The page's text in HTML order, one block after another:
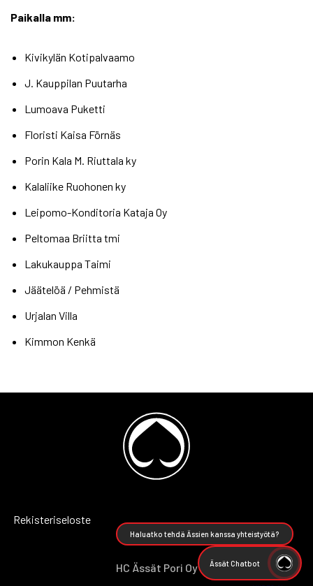
Paikalla mm:
Kivikylän Kotipalvaamo
J. Kauppilan Puutarha
Lumoava Puketti
Floristi Kaisa Förnäs
Porin Kala M. Riuttala ky
Kalaliike Ruohonen ky
Leipomo-Konditoria Kataja Oy
Peltomaa Briitta tmi
Lakukauppa Taimi
Jäätelöä / Pehmistä
Urjalan Villa
Kimmon Kenkä
Rekisteriseloste
HC Ässät Pori Oy
Haluatko tehdä Ässien kanssa yhteistyötä?
Ässät Chatbot